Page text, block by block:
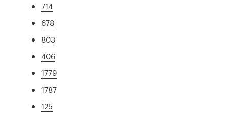
714
678
803
406
1779
1787
125